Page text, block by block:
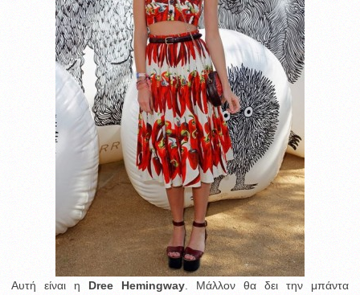
Αυτή είναι η Dree Hemingway . Μάλλον θα δει την μπάντα